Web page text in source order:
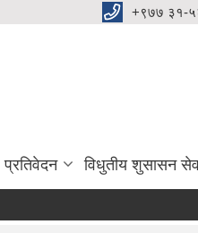
+९७७ ३१-
प्रतिवेदन विधुतीय शुसासन